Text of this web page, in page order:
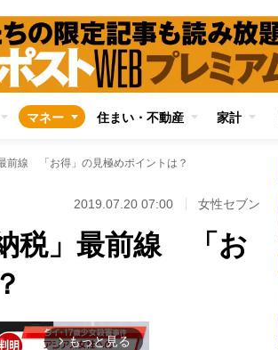
マネー 住まい・不動産 家計
前線 「お得」の見極めポイントは？
2019.07.20 07:00 女性セブン
税」最前線 「お
arrow_forward_ios もっと見る